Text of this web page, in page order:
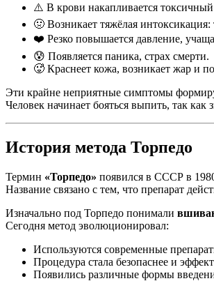
⚠️ В крови накапливается токсичный
🤢 Возникает тяжёлая
❤️ Резко повышается давление,
😰 Появляется паника, страх смерти.
🥵 Краснеет кожа, возникает жар и
Эти крайне неприятные симптомы
Человек начинает бояться выпить, так как
История метода Торпедо
Термин «Торпедо» появился в СССР в
Название связано с тем, что препарат
Изначально под Торпедо понимали
Сегодня метод эволюционировал:
Используются современные
Процедура стала безопаснее и
Появились различные формы